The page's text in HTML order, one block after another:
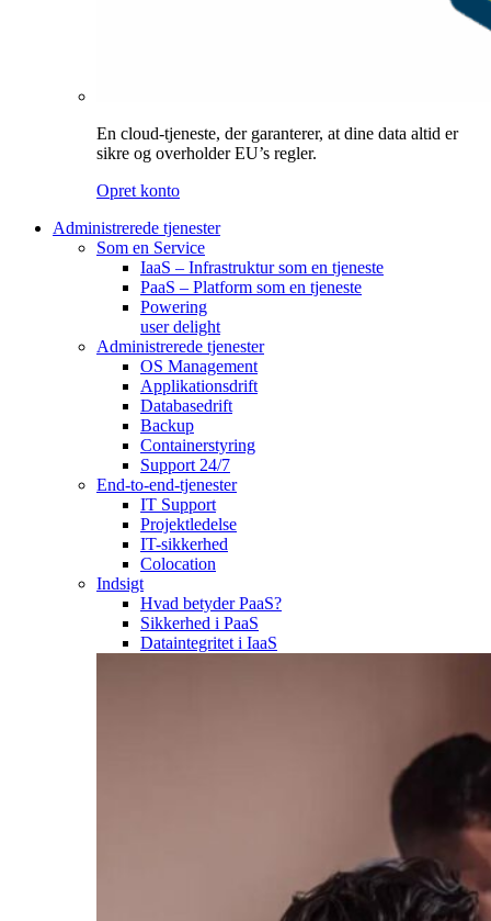
En cloud-tjeneste, der garanterer, at dine data altid er
sikre og overholder EU’s regler.
Opret konto
Administrerede tjenester
Som en Service
IaaS – Infrastruktur som en tjeneste
PaaS – Platform som en tjeneste
Powering
user delight
Administrerede tjenester
OS Management
Applikationsdrift
Databasedrift
Backup
Containerstyring
Support 24/7
End-to-end-tjenester
IT Support
Projektledelse
IT-sikkerhed
Colocation
Indsigt
Hvad betyder PaaS?
Sikkerhed i PaaS
Dataintegritet i IaaS